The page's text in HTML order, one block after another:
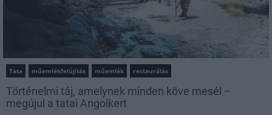
Tata műemlékfelújítás műemlék restaurálás
Történelmi táj, amelynek minden köve mesél –
megújul a tatai Angolkert